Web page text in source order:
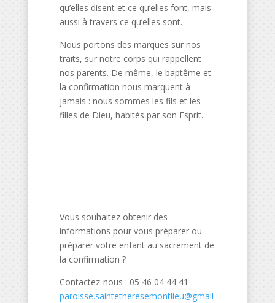
qu’elles disent et ce qu’elles font, mais
aussi à travers ce qu’elles sont.
Nous portons des marques sur nos
traits, sur notre corps qui rappellent
nos parents. De même, le baptême et
la confirmation nous marquent à
jamais : nous sommes les fils et les
filles de Dieu, habités par son Esprit.
Vous souhaitez obtenir des
informations pour vous préparer ou
préparer votre enfant au sacrement de
la confirmation ?
Contactez-nous : 05 46 04 44 41 –
paroisse.saintetheresemontlieu@gmail